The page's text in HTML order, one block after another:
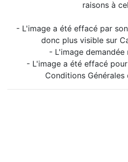
raisons à
- L'image a été effacé par
donc plus visible sur
- L'image demandée
- L'image a été effacé
Conditions